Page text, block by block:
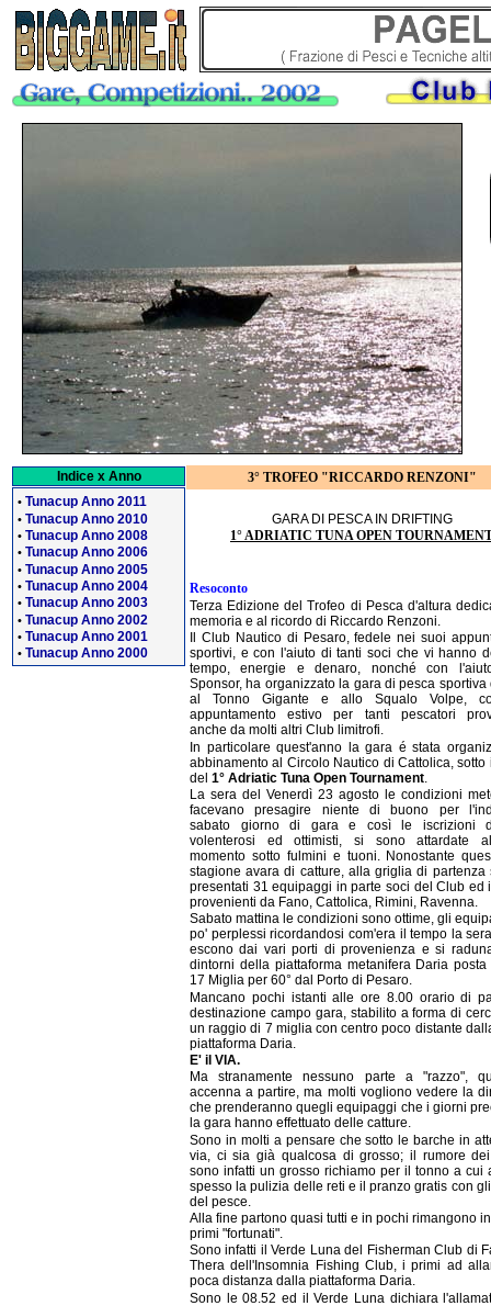
Indice x Anno
• Tunacup Anno 2011
• Tunacup Anno 2010
• Tunacup Anno 2008
• Tunacup Anno 2006
• Tunacup Anno 2005
• Tunacup Anno 2004
• Tunacup Anno 2003
• Tunacup Anno 2002
• Tunacup Anno 2001
• Tunacup Anno 2000
3° TROFEO "RICCARDO RENZONI"
GARA DI PESCA IN DRIFTING
1° ADRIATIC TUNA OPEN
Resoconto
Terza Edizione del Trofeo di Pesca d'altura
memoria e al ricordo di Riccardo Renzoni.
Il Club Nautico di Pesaro, fedele nei suoi
sportivi, e con l'aiuto di tanti soci che vi hanno
tempo, energie e denaro, nonché con
Sponsor, ha organizzato la gara di pesca sportiva
al Tonno Gigante e allo Squalo Volpe,
appuntamento estivo per tanti pescatori
anche da molti altri Club limitrofi.
In particolare quest'anno la gara é stata
abbinamento al Circolo Nautico di Cattolica, sotto
del 1° Adriatic Tuna Open Tournament
La sera del Venerdì 23 agosto le condizioni
facevano presagire niente di buono per
sabato giorno di gara e così le iscrizioni
volenterosi ed ottimisti, si sono attardate
momento sotto fulmini e tuoni. Nonostante
stagione avara di catture, alla griglia di partenza
presentati 31 equipaggi in parte soci del Club ed
provenienti da Fano, Cattolica, Rimini, Ravenna.
Sabato mattina le condizioni sono ottime, gli
po' perplessi ricordandosi com'era il tempo la
escono dai vari porti di provenienza e si
dintorni della piattaforma metanifera Daria
17 Miglia per 60° dal Porto di Pesaro.
Mancano pochi istanti alle ore 8.00 orario di
destinazione campo gara, stabilito a forma di
un raggio di 7 miglia con centro poco distante
piattaforma Daria.
E' il VIA.
Ma stranamente nessuno parte a "razzo",
accenna a partire, ma molti vogliono vedere la
che prenderanno quegli equipaggi che i giorni
la gara hanno effettuato delle catture.
Sono in molti a pensare che sotto le barche in
via, ci sia già qualcosa di grosso; il rumore
sono infatti un grosso richiamo per il tonno a cui
spesso la pulizia delle reti e il pranzo gratis con
del pesce.
Alla fine partono quasi tutti e in pochi rimangono
primi "fortunati".
Sono infatti il Verde Luna del Fisherman Club di
Thera dell'Insomnia Fishing Club, i primi ad
poca distanza dalla piattaforma Daria.
Sono le 08.52 ed il Verde Luna dichiara